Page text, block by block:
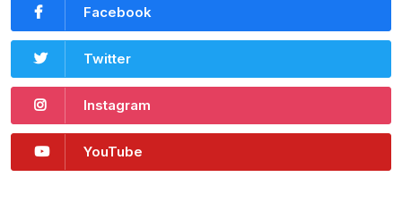
Facebook
Twitter
Instagram
YouTube